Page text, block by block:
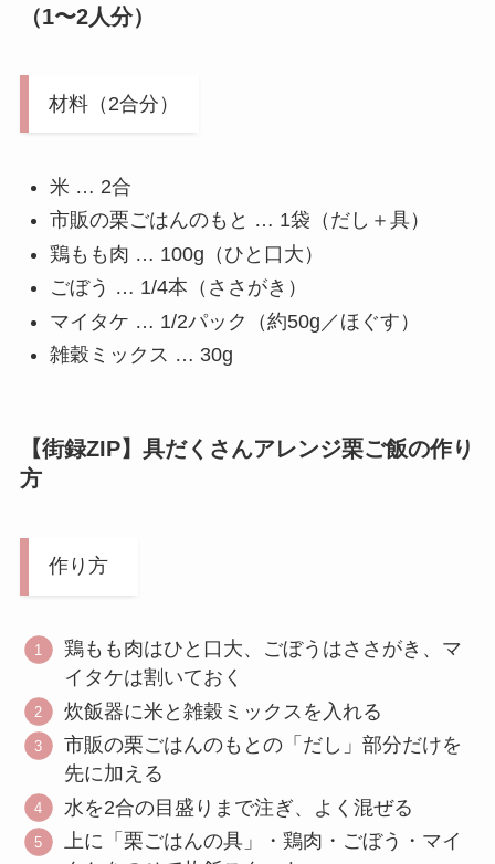
（1〜2人分）
材料（2合分）
米 … 2合
市販の栗ごはんのもと … 1袋（だし＋具）
鶏もも肉 … 100g（ひと口大）
ごぼう … 1/4本（ささがき）
マイタケ … 1/2パック（約50g／ほぐす）
雑穀ミックス … 30g
【街録ZIP】具だくさんアレンジ栗ご飯の作り
方
作り方
鶏もも肉はひと口大、ごぼうはささがき、マ
イタケは割いておく
炊飯器に米と雑穀ミックスを入れる
市販の栗ごはんのもとの「だし」部分だけを
先に加える
水を2合の目盛りまで注ぎ、よく混ぜる
上に「栗ごはんの具」・鶏肉・ごぼう・マイ